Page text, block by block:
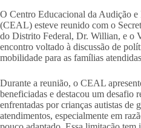
O Centro Educacional da Audição
(CEAL) esteve reunido com o
do Distrito Federal, Dr. Willian, e o
encontro voltado à discussão de
mobilidade para as famílias
Durante a reunião, o CEAL
beneficiadas e destacou um desafio
enfrentadas por crianças autistas de
atendimentos, especialmente em